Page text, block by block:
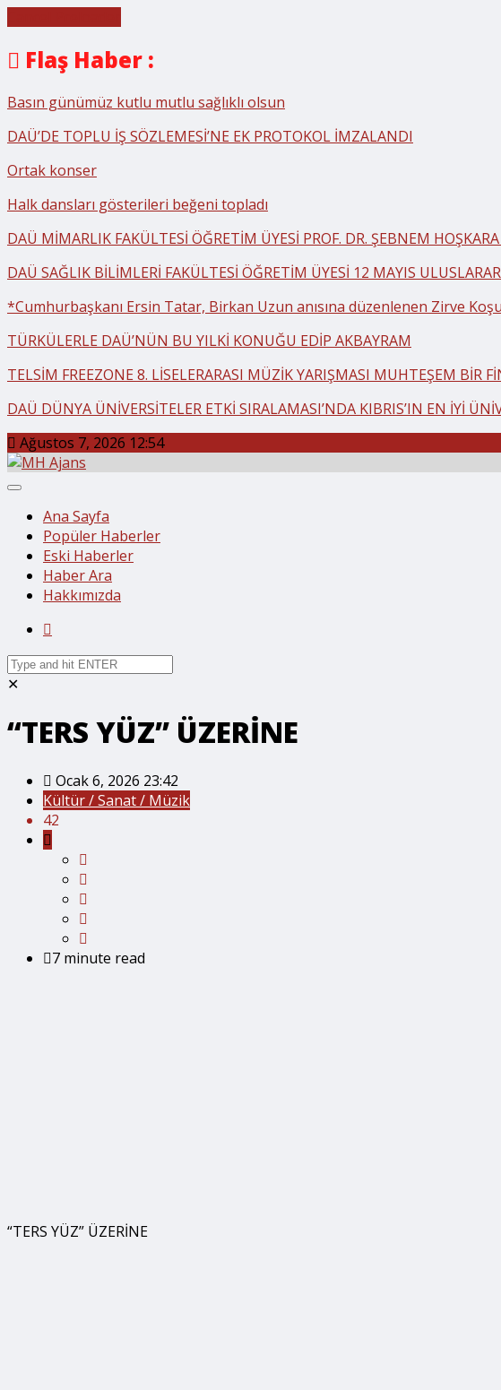
Flaş Haber :
Basın günümüz kutlu mutlu sağlıklı olsun
DAÜ’DE TOPLU İŞ SÖZLEMESİ’NE EK PROTOKOL İMZALANDI
Ortak konser
Halk dansları gösterileri beğeni topladı
DAÜ MİMARLIK FAKÜLTESİ ÖĞRETİM ÜYESİ PROF. DR. ŞEBNEM
DAÜ SAĞLIK BİLİMLERİ FAKÜLTESİ ÖĞRETİM ÜYESİ 12 MAYIS
*Cumhurbaşkanı Ersin Tatar, Birkan Uzun anısına düzenlenen Zirve
TÜRKÜLERLE DAÜ’NÜN BU YILKİ KONUĞU EDİP AKBAYRAM
TELSİM FREEZONE 8. LİSELERARASI MÜZİK YARIŞMASI MUHTEŞEM BİR
DAÜ DÜNYA ÜNİVERSİTELER ETKİ SIRALAMASI’NDA KIBRIS’IN EN İYİ
Ağustos 7, 2026 12:54
Ana Sayfa
Popüler Haberler
Eski Haberler
Haber Ara
Hakkımızda
✕
“TERS YÜZ” ÜZERİNE
Ocak 6, 2026 23:42
Kültür / Sanat / Müzik
42
7 minute read
“TERS YÜZ” ÜZERİNE